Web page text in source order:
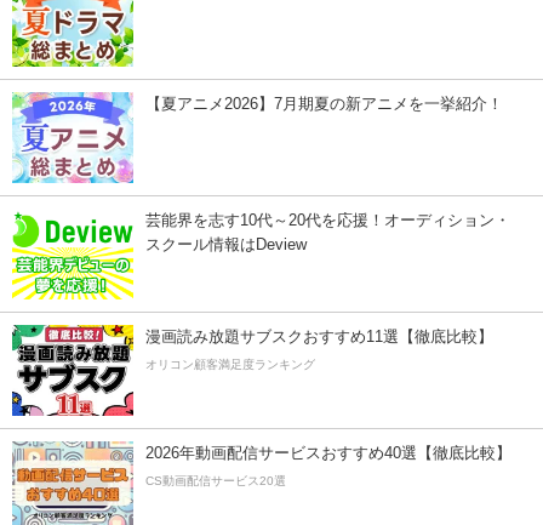
【夏アニメ2026】7月期夏の新アニメを一挙紹介！
芸能界を志す10代～20代を応援！オーディション・
スクール情報はDeview
漫画読み放題サブスクおすすめ11選【徹底比較】
オリコン顧客満足度ランキング
2026年動画配信サービスおすすめ40選【徹底比較】
CS動画配信サービス20選